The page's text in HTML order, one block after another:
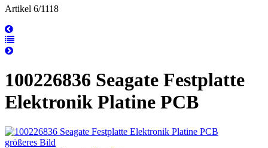
Artikel 6/1118
100226836 Seagate Festplatte
Elektronik Platine PCB
größeres Bild